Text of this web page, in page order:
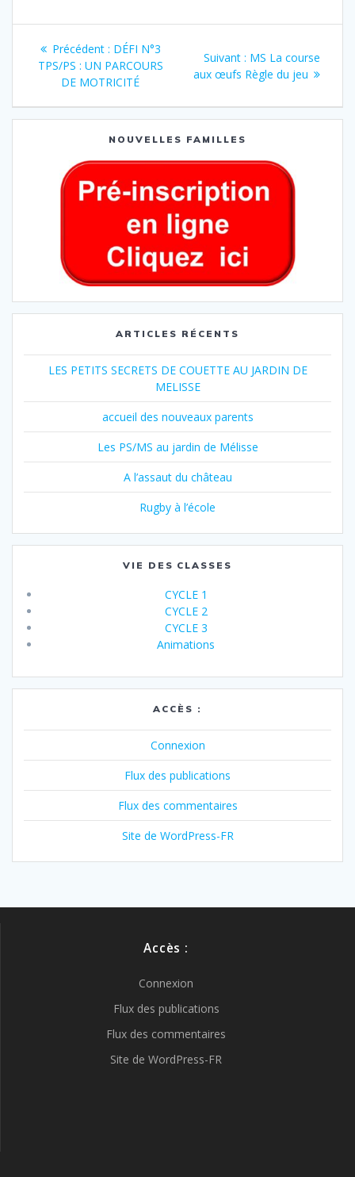
Précédent : DÉFI N°3
TPS/PS : UN PARCOURS
DE MOTRICITÉ
Suivant : MS La course
aux œufs Règle du jeu
NOUVELLES FAMILLES
ARTICLES RÉCENTS
LES PETITS SECRETS DE COUETTE AU JARDIN DE
MELISSE
accueil des nouveaux parents
Les PS/MS au jardin de Mélisse
A l’assaut du château
Rugby à l’école
VIE DES CLASSES
CYCLE 1
CYCLE 2
CYCLE 3
Animations
ACCÈS :
Connexion
Flux des publications
Flux des commentaires
Site de WordPress-FR
Accès :
Connexion
Flux des publications
Flux des commentaires
Site de WordPress-FR